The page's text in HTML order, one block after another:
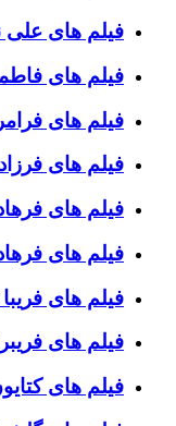
فیلم های علی
فیلم های
فیلم های
فیلم های
فیلم های
فیلم های
فیلم های
فیلم های
فیلم های